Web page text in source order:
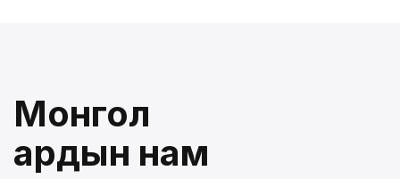
Монгол
ардын нам